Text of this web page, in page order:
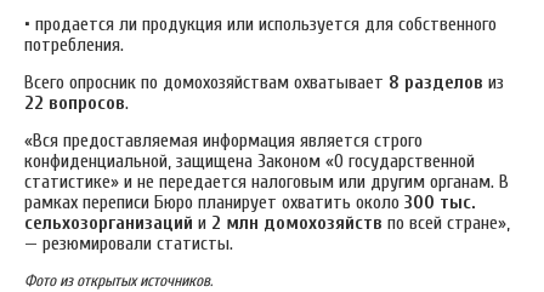
• продается ли продукция или используется для собственного
потребления.
Всего опросник по домохозяйствам охватывает 8 разделов из
22 вопросов.
«Вся предоставляемая информация является строго
конфиденциальной, защищена Законом «О государственной
статистике» и не передается налоговым или другим органам. В
рамках переписи Бюро планирует охватить около 300 тыс.
сельхозорганизаций и 2 млн домохозяйств по всей стране»,
— резюмировали статисты.
Фото из открытых источников.